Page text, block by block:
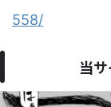
558/
当